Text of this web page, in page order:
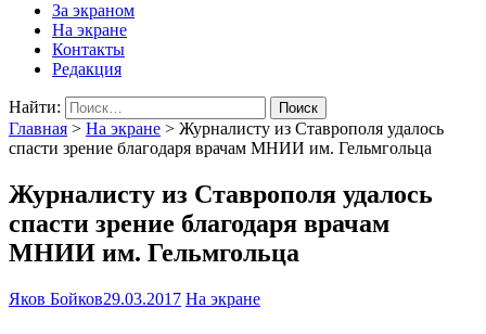
За экраном
На экране
Контакты
Редакция
Найти:
Главная > На экране > Журналисту из Ставрополя удалось
спасти зрение благодаря врачам МНИИ им. Гельмгольца
Журналисту из Ставрополя удалось
спасти зрение благодаря врачам
МНИИ им. Гельмгольца
Яков Бойков29.03.2017 На экране